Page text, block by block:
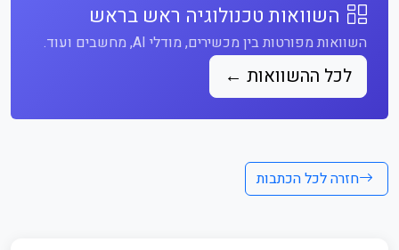
השוואות טכנולוגיה ראש בראש
השוואות מפורטות בין מכשירים, מודלי AI, מחשבים ועוד.
לכל ההשוואות ←
חזרה לכל הכתבות